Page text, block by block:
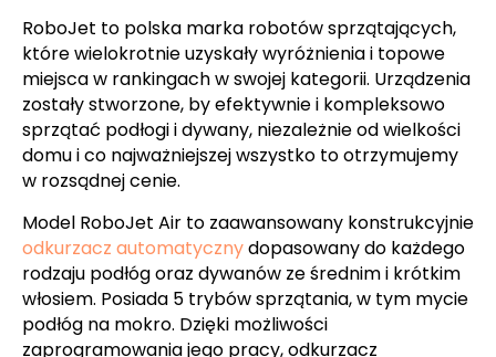
RoboJet to polska marka robotów sprzątających,
które wielokrotnie uzyskały wyróżnienia i topowe
miejsca w rankingach w swojej kategorii. Urządzenia
zostały stworzone, by efektywnie i kompleksowo
sprzątać podłogi i dywany, niezależnie od wielkości
domu i co najważniejszej wszystko to otrzymujemy
w rozsądnej cenie.
Model RoboJet Air to zaawansowany konstrukcyjnie
odkurzacz automatycznydopasowany do każdego
rodzaju podłóg oraz dywanów ze średnim i krótkim
włosiem. Posiada 5 trybów sprzątania, w tym mycie
podłóg na mokro. Dzięki możliwości
zaprogramowania jego pracy, odkurzacz